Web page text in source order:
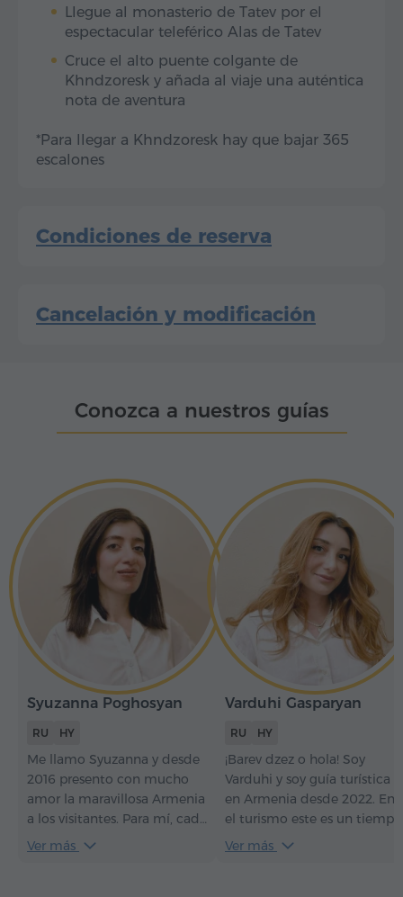
Llegue al monasterio de Tatev por el
espectacular teleférico Alas de Tatev
Cruce el alto puente colgante de
Khndzoresk y añada al viaje una auténtica
nota de aventura
*Para llegar a Khndzoresk hay que bajar 365
escalones
Condiciones de reserva
Cancelación y modificación
Conozca a nuestros guías
Syuzanna Poghosyan
RU HY
Me llamo Syuzanna y desde
2016 presento con mucho
amor la maravillosa Armenia
a los visitantes. Para mí, cada
excursión no es solo una
Ver más
Varduhi Gasparyan
RU HY
¡Barev dzez o hola! Soy
Varduhi y soy guía turística
en Armenia desde 2022. En
el turismo este es un tiempo
considerable, que me ha
Ver más